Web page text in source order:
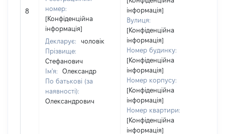
8
номер:
[Конфіденційна
інформація]
Декларує:
чоловік
Прізвище:
Стефанович
Ім'я:
Олександр
По батькові (за
наявності):
Олександрович
інформація]
Вулиця:
[Конфіденційна
інформація]
Номер будинку:
[Конфіденційна
інформація]
Номер корпусу:
[Конфіденційна
інформація]
Номер квартири:
[Конфіденційна
інформація]